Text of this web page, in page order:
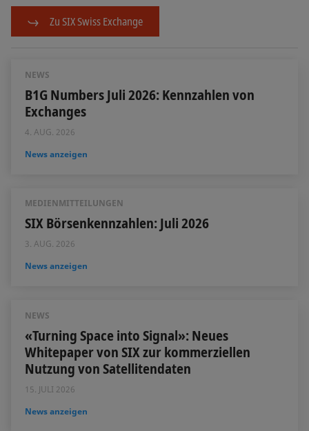
Zu SIX Swiss Exchange
NEWS
B1G Numbers Juli 2026: Kennzahlen von
Exchanges
4. AUG. 2026
News anzeigen
MEDIENMITTEILUNGEN
SIX Börsenkennzahlen: Juli 2026
3. AUG. 2026
News anzeigen
NEWS
«Turning Space into Signal»: Neues
Whitepaper von SIX zur kommerziellen
Nutzung von Satellitendaten
15. JULI 2026
News anzeigen